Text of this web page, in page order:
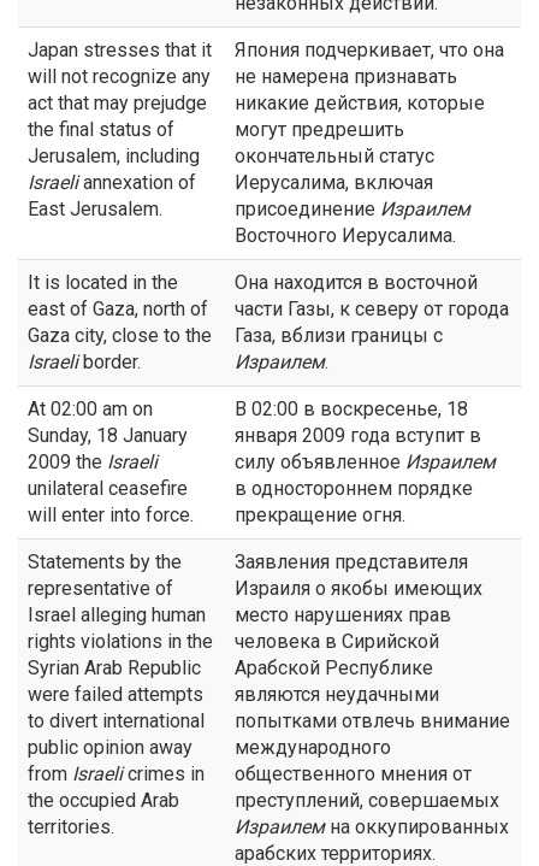
Japan stresses that it
will not recognize any
act that may prejudge
the final status of
Jerusalem, including
Israeliannexation of
East Jerusalem.
Япония подчеркивает, что она
не намерена признавать
никакие действия, которые
могут предрешить
окончательный статус
Иерусалима, включая
присоединение Израилем
Восточного Иерусалима.
It is located in the
east of Gaza, north of
Gaza city, close to the
Israeliborder.
Она находится в восточной
части Газы, к северу от города
Газа, вблизи границы с
Израилем.
At 02:00 am on
Sunday, 18 January
2009 the Israeli
unilateral ceasefire
will enter into force.
В 02:00 в воскресенье, 18
января 2009 года вступит в
силу объявленное Израилем
в одностороннем порядке
прекращение огня.
Statements by the
representative of
Israel alleging human
rights violations in the
Syrian Arab Republic
were failed attempts
to divert international
public opinion away
from Israelicrimes in
the occupied Arab
territories.
Заявления представителя
Израиля о якобы имеющих
место нарушениях прав
человека в Сирийской
Арабской Республике
являются неудачными
попытками отвлечь внимание
международного
общественного мнения от
преступлений, совершаемых
Израилемна оккупированных
арабских территориях.